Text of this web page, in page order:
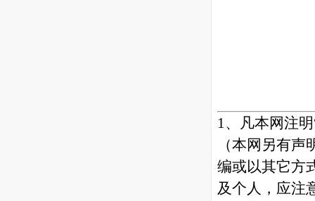
1、凡本网注
（本网另有
编或以其它方
及个人，应注